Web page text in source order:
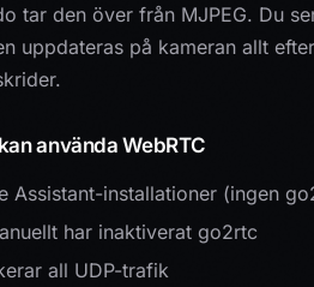
tar den över från MJPEG. Du
uppdateras på kameran allt
använda WebRTC
Assistant-installationer (ingen
har inaktiverat go2rtc
all UDP-trafik